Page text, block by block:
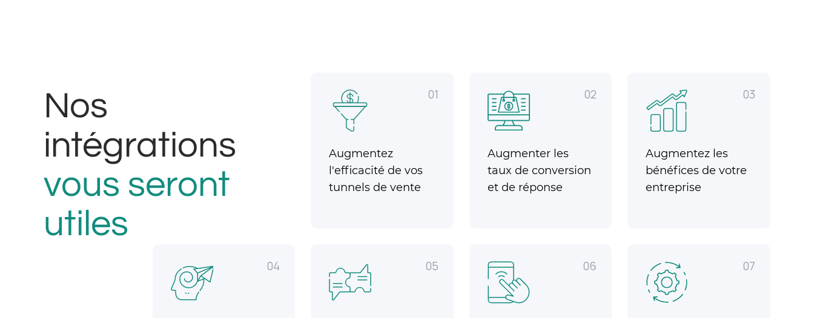
Nos
intégrations
vous seront
utiles
01
Augmentez
l'efficacité de vos
tunnels de vente
02
Augmenter les
taux de conversion
et de réponse
03
Augmentez les
bénéfices de votre
entreprise
04 05 06 07